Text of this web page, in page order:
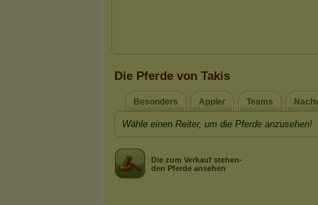
Die Pferde von Takis
Besonders Appler Teams
Wähle einen Reiter, um die Pferde anzusehen!
Die zum Verkauf stehen-
den Pferde ansehen